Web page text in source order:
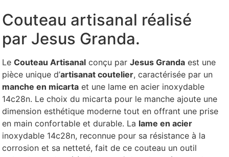
Couteau artisanal réalisé
par Jesus Granda.
LeCouteau Artisanal conçu parJesus Granda est une
pièce unique d’artisanat coutelier, caractérisée par un
manche en micarta et une lame en acier inoxydable
14c28n. Le choix du micarta pour le manche ajoute une
dimension esthétique moderne tout en offrant une prise
en main confortable et durable. La lame en acier
inoxydable 14c28n, reconnue pour sa résistance à la
corrosion et sa netteté, fait de ce couteau un outil